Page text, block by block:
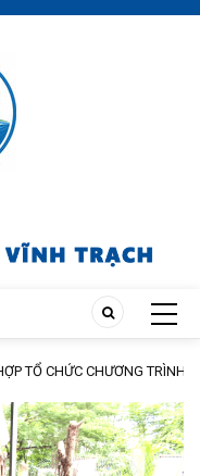
CHƯƠNG TRÌNH THĂM
CÓ CÔNG